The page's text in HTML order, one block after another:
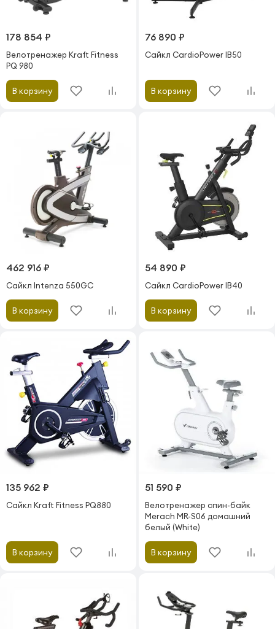
178 854 ₽
Велотренажер Kraft Fitness
PQ 980
В корзину
76 890 ₽
Сайкл CardioPower IB50
В корзину
462 916 ₽
Сайкл Intenza 550GC
В корзину
54 890 ₽
Сайкл CardioPower IB40
В корзину
135 962 ₽
Сайкл Kraft Fitness PQ880
В корзину
51 590 ₽
Велотренажер спин-байк
Merach MR-S06 домашний
белый (White)
В корзину